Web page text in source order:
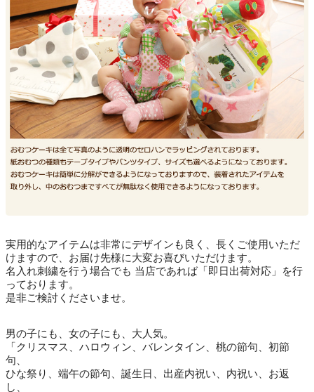
実用的なアイテムは非常にデザインも良く、長くご使用いただ
けますので、お届け先様に大変お喜びいただけます。
名入れ刺繍を行う場合でも 当店であれば「即日出荷対応」を行
っております。
是非ご検討くださいませ。
男の子にも、女の子にも、大人気。
「クリスマス、ハロウィン、バレンタイン、桃の節句、初節
句、
ひな祭り、端午の節句、誕生日、出産内祝い、内祝い、お返
し、